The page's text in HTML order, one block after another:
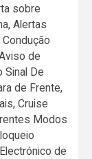
sobre
Alertas
de
Sinal De
de Frente,
Cruise
Modos
de